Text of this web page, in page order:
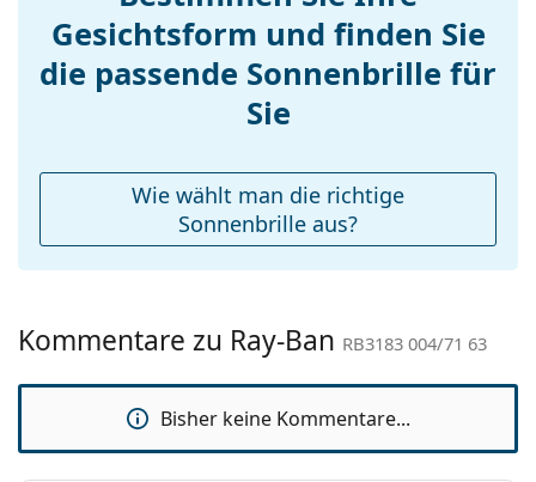
Nasenpads:
Accessories
Weiteres
Herren
Verwendung:
Mode
Code:
RB3183 004/71 63
verfügbar :
Nein
Gesichtsform und finden Sie
die passende Sonnenbrille für
Sie
Wie wählt man die richtige
Sonnenbrille aus?
Kommentare zu Ray-Ban RB3183 004/71 63
Bisher keine Kommentare...